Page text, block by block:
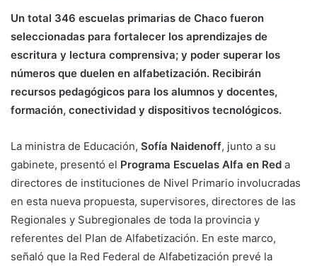
Un total 346 escuelas primarias de Chaco fueron
seleccionadas para fortalecer los aprendizajes de
escritura y lectura comprensiva; y poder superar los
números que duelen en alfabetización. Recibirán
recursos pedagógicos para los alumnos y docentes,
formación, conectividad y dispositivos tecnológicos.
La ministra de Educación, Sofía Naidenoff, junto a su
gabinete, presentó el Programa Escuelas Alfa en Red a
directores de instituciones de Nivel Primario involucradas
en esta nueva propuesta, supervisores, directores de las
Regionales y Subregionales de toda la provincia y
referentes del Plan de Alfabetización. En este marco,
señaló que la Red Federal de Alfabetización prevé la